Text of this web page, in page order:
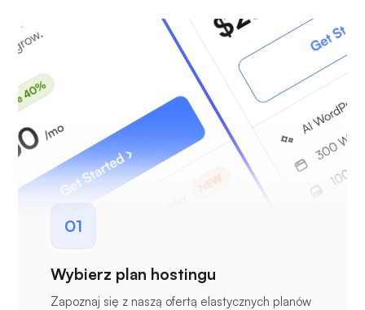
01
Wybierz plan hostingu
Zapoznaj się z naszą ofertą elastycznych planów